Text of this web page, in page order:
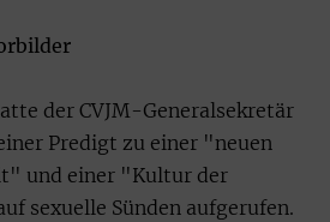
der CVJM-Generalsekretär
Predigt zu einer "neuen
und einer "Kultur der
sexuelle Sünden aufgerufen.